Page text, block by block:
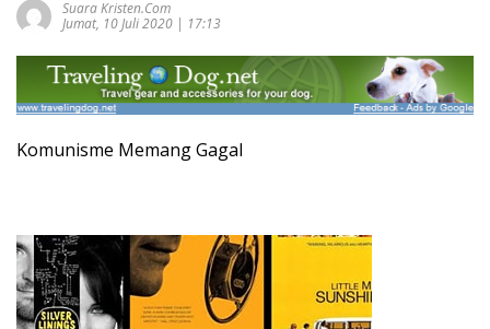
Suara Kristen.com
Jumat, 10 Juli 2020 | 17:13
Komunisme Memang Gagal